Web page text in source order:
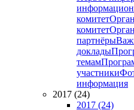
комитет
комитет
партнёры
доклады
темам
участники
информация
2017 (24)
2017 (24)